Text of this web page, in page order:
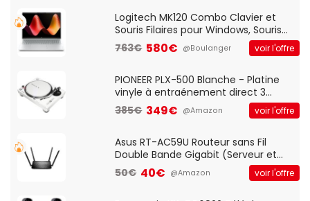
QWERTY UK - Noir
Logitech MK120 Combo Clavier et
Souris Filaires pour Windows, Souris
Optique Filaire, Connexion USB Plug
And Play, Confortable, Taille
QWERTY UK - Noir
763€ 580€ @Boulanger voir l'offre
PIONEER PLX-500 Blanche - Platine
vinyle à entraénement direct 3
vitesses (33-45-78 trs/min) avec
pre-ampli intégré et port USB
385€ 349€ @Amazon voir l'offre
Asus RT-AC59U Routeur sans Fil
Double Bande Gigabit (Serveur et
Client VPN, Triple Vlan, Mode Point
d'accès et Bridge, contrôle Parental,
50€ 40€ @Amazon voir l'offre